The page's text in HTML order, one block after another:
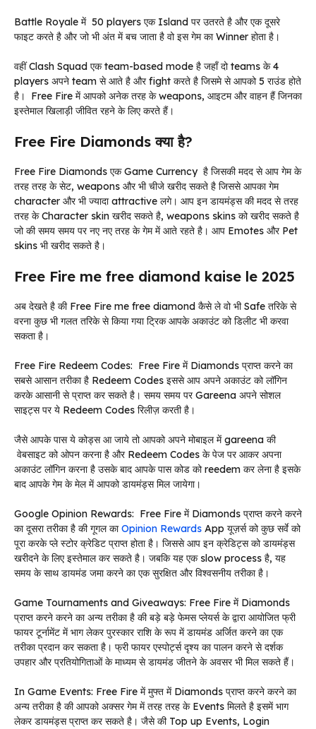
Battle Royale में 50 players एक Island पर उतरते है और एक दूसरे
फाइट करते है और जो भी अंत में बच जाता है वो इस गेम का Winner होता है।
वहीं Clash Squad एक team-based mode है जहाँ दो teams के 4
players अपने team से आते है और fight करते है जिसमे से आपको 5 राउंड होते
है। Free Fire में आपको अनेक तरह के weapons, आइटम और वाहन हैं जिनका
इस्तेमाल खिलाड़ी जीवित रहने के लिए करते हैं।
Free Fire Diamonds क्या है?
Free Fire Diamonds एक Game Currency है जिसकी मदद से आप गेम के
तरह तरह के सेट, weapons और भी चीजे खरीद सकते है जिससे आपका गेम
character और भी ज्यादा attractive लगे। आप इन डायमंड्स की मदद से तरह
तरह के Character skin खरीद सकते है, weapons skins को खरीद सकते है
जो की समय समय पर नए नए तरह के गेम में आते रहते है। आप Emotes और Pet
skins भी खरीद सकते है।
Free Fire me free diamond kaise le 2025
अब देखते है की Free Fire me free diamond कैसे ले वो भी Safe तरिके से
वरना कुछ भी गलत तरिके से किया गया ट्रिक आपके अकाउंट को डिलीट भी करवा
सकता है।
Free Fire Redeem Codes: Free Fire में Diamonds प्राप्त करने का
सबसे आसान तरीका है Redeem Codes इससे आप अपने अकाउंट को लॉगिन
करके आसानी से प्राप्त कर सकते है। समय समय पर Gareena अपने सोशल
साइट्स पर ये Redeem Codes रिलीज़ करती है।
जैसे आपके पास ये कोड्स आ जाये तो आपको अपने मोबाइल में gareena की
वेबसाइट को ओपन करना है और Redeem Codes के पेज पर आकर अपना
अकाउंट लॉगिन करना है उसके बाद आपके पास कोड को reedem कर लेना है इसके
बाद आपके गेम के मेल में आपको डायमंड्स मिल जायेगा।
Google Opinion Rewards: Free Fire में Diamonds प्राप्त करने करने
का दूसरा तरीका है की गूगल काOpinion Rewards App यूज़र्स को कुछ सर्वे को
पूरा करके प्ले स्टोर क्रेडिट प्राप्त होता है। जिससे आप इन क्रेडिट्स को डायमंड्स
खरीदने के लिए इस्तेमाल कर सकते है। जबकि यह एक slow process है, यह
समय के साथ डायमंड जमा करने का एक सुरक्षित और विश्वसनीय तरीका है।
Game Tournaments and Giveaways: Free Fire में Diamonds
प्राप्त करने करने का अन्य तरीका है की बड़े बड़े फेमस प्लेयर्स के द्वारा आयोजित फ्री
फायर टूर्नामेंट में भाग लेकर पुरस्कार राशि के रूप में डायमंड अर्जित करने का एक
तरीका प्रदान कर सकता है। फ्री फायर एस्पोर्ट्स दृश्य का पालन करने से दर्शक
उपहार और प्रतियोगिताओं के माध्यम से डायमंड जीतने के अवसर भी मिल सकते हैं।
In Game Events: Free Fire में मुफ्त में Diamonds प्राप्त करने करने का
अन्य तरीका है की आपको अक्सर गेम में तरह तरह के Events मिलते है इसमें भाग
लेकर डायमंड्स प्राप्त कर सकते है। जैसे की Top up Events, Login